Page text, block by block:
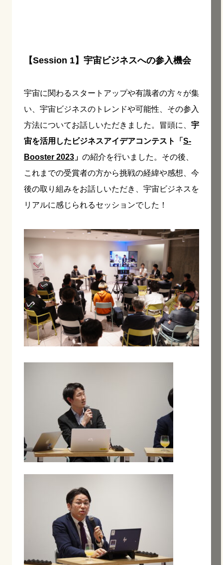
【Session 1】宇宙ビジネスへの参入機会
宇宙に関わるスタートアップや有識者の方々が集
い、宇宙ビジネスのトレンドや可能性、その参入
方法についてお話しいただきました。冒頭に、 宇
宙を活用したビジネスアイデアコンテスト「 S-
Booster 2023 」 の紹介を行いました。その後、
これまでの受賞者の方から挑戦の経緯や感想、今
後の取り組みをお話しいただき、宇宙ビジネスを
リアルに感じられるセッションでした！